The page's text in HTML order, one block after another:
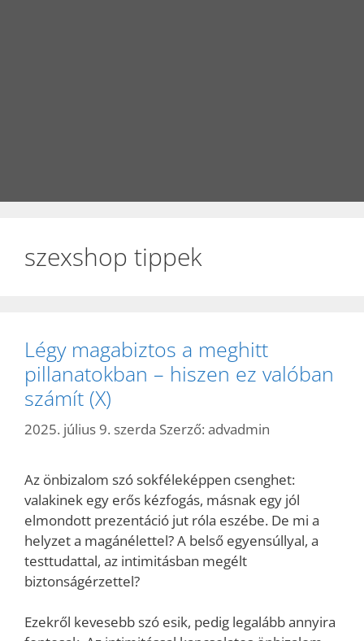
szexshop tippek
Légy magabiztos a meghitt
pillanatokban – hiszen ez valóban
számít (X)
2025. július 9. szerda Szerző: advadmin
Az önbizalom szó sokféleképpen csenghet:
valakinek egy erős kézfogás, másnak egy jól
elmondott prezentáció jut róla eszébe. De mi a
helyzet a magánélettel? A belső egyensúllyal, a
testtudattal, az intimitásban megélt
biztonságérzettel?
Ezekről kevesebb szó esik, pedig legalább annyira